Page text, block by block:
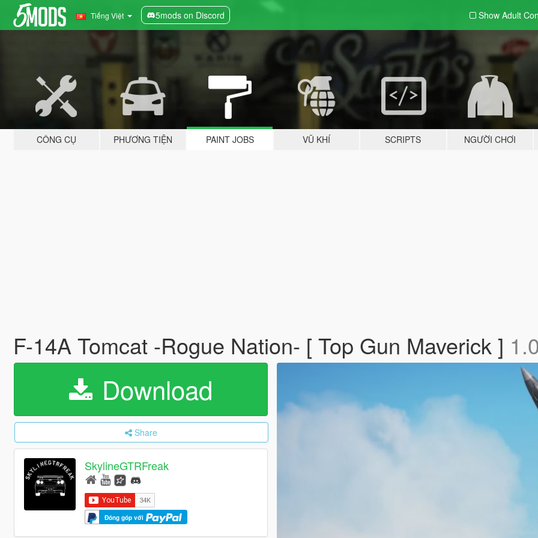
Tiếng Việt 5mods on Discord Show Adult
CÔNG CỤ PHƯƠNG TIỆN PAINT JOBS VŨ KHÍ SCRIPTS NGƯỜI CHƠI
F-14A Tomcat -Rogue Nation- [ Top Gun Maverick ]
Download
Share
SkylineGTRFreak
Đóng góp với